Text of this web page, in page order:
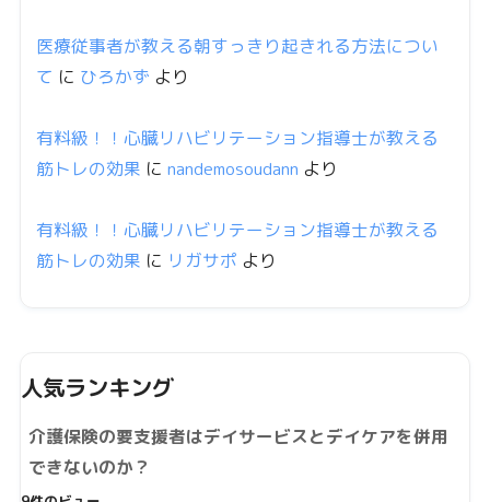
医療従事者が教える朝すっきり起きれる方法につい
て に ひろかず より
有料級！！心臓リハビリテーション指導士が教える
筋トレの効果 に nandemosoudann より
有料級！！心臓リハビリテーション指導士が教える
筋トレの効果 に リガサポ より
人気ランキング
介護保険の要支援者はデイサービスとデイケアを併用
できないのか？